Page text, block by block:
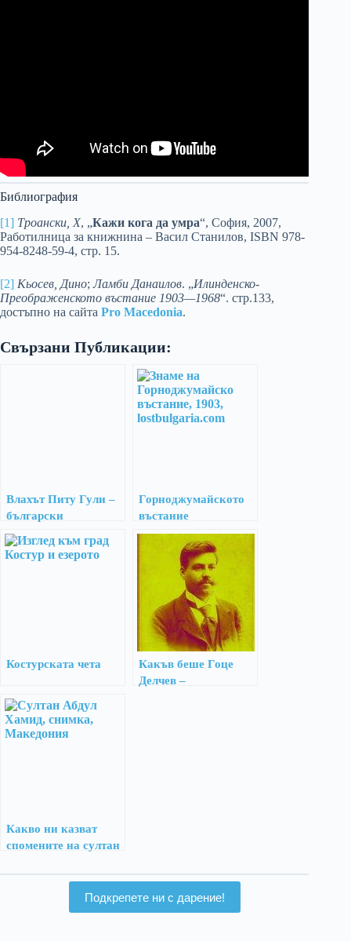
Библиография
[1] Троански, Х, „Кажи кога да умра“, София, 2007,
Работилница за книжнина – Васил Станилов, ISBN 978-
954-8248-59-4, стр. 15.
[2] Кьосев, Дино;Ламби Данаилов. „Илинденско-
Преображенското въстание 1903—1968“. стр.133,
достъпно на сайта Pro Macedonia.
Свързани Публикации:
Влахът Питу Гули –
български
национален герой
Горноджумайското
въстание
Костурската чета
Какъв беше Гоце
Делчев –
Какво ни казват
спомените на султан
въстаниците от 1903
Подкрепете ни с дарение!